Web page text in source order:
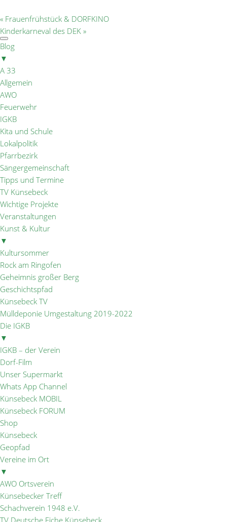
« Frauenfrühstück & DORFKINO
Kinderkarneval des DEK »
Blog
▼
A 33
Allgemein
AWO
Feuerwehr
IGKB
Kita und Schule
Lokalpolitik
Pfarrbezirk
Sängergemeinschaft
Tipps und Termine
TV Künsebeck
Wichtige Projekte
Veranstaltungen
Kunst & Kultur
▼
Kultursommer
Rock am Ringofen
Geheimnis großer Berg
Geschichtspfad
Künsebeck TV
Mülldeponie Umgestaltung 2019-2022
Die IGKB
▼
IGKB – der Verein
Dorf-Film
Unser Supermarkt
Whats App Channel
Künsebeck MOBIL
Künsebeck FORUM
Shop
Künsebeck
Geopfad
Vereine im Ort
▼
AWO Ortsverein
Künsebecker Treff
Schachverein 1948 e.V.